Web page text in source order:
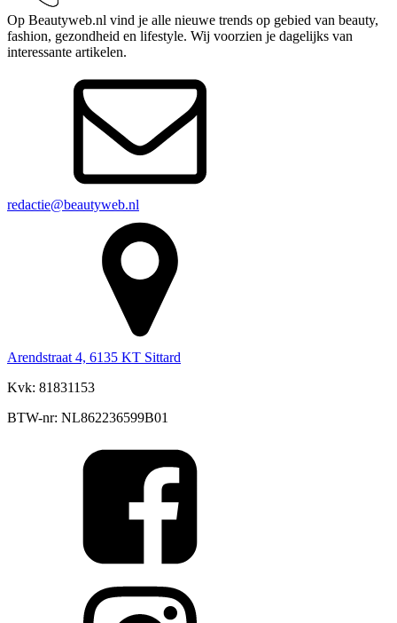
Op Beautyweb.nl vind je alle nieuwe trends op gebied van beauty,
fashion, gezondheid en lifestyle. Wij voorzien je dagelijks van
interessante artikelen.
redactie@beautyweb.nl
Arendstraat 4, 6135 KT Sittard
Kvk: 81831153
BTW-nr: NL862236599B01